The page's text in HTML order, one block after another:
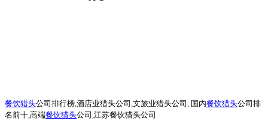
餐饮猎头公司排行榜,酒店业猎头公司,文旅业猎头公司, 国内餐饮猎头公司排
名前十,高端餐饮猎头公司,江苏餐饮猎头公司